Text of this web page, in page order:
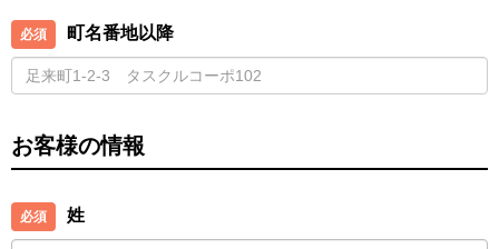
町名番地以降
お客様の情報
姓